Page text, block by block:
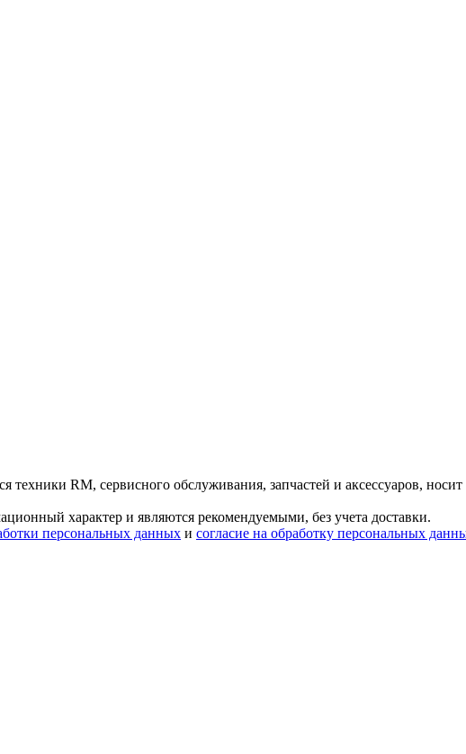
техники RM, сервисного обслуживания, запчастей и аксессуаров,
характер и являются рекомендуемыми, без учета доставки.
персональных данных и согласие на обработку персональных